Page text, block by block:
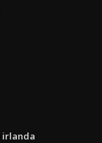
irlanda